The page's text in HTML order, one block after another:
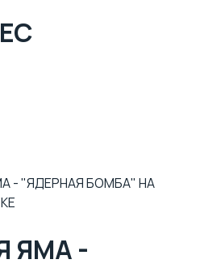
- "ЯДЕРНАЯ БОМБА" НА
ЯМА -